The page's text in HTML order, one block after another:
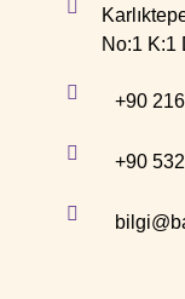
No:1 K:1
+90
+90